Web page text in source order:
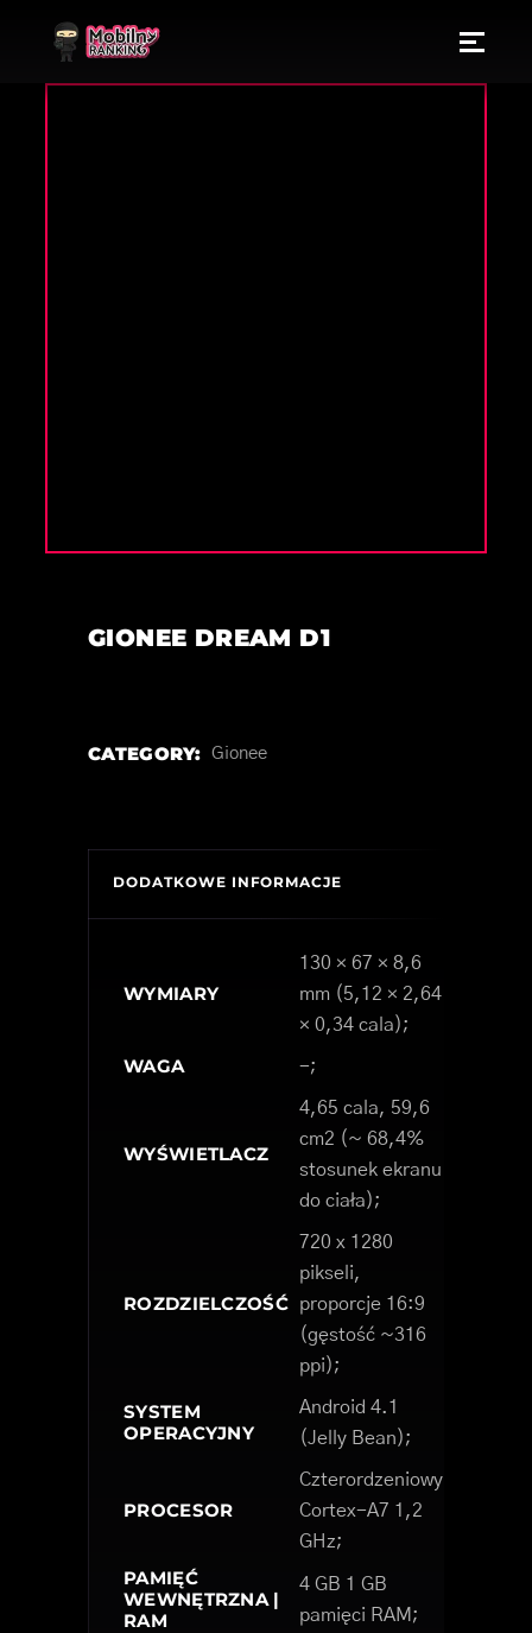
GIONEE DREAM D1
CATEGORY: Gionee
DODATKOWE INFORMACJE
WYMIARY
130 × 67 × 8,6
mm (5,12 × 2,64
× 0,34 cala);
WAGA -;
WYŚWIETLACZ
4,65 cala, 59,6
cm2 (~ 68,4%
stosunek ekranu
do ciała);
ROZDZIELCZOŚĆ
720 x 1280
pikseli,
proporcje 16:9
(gęstość ~316
ppi);
SYSTEM
OPERACYJNY
Android 4.1
(Jelly Bean);
PROCESOR
Czterordzeniowy
Cortex-A7 1,2
GHz;
PAMIĘĆ
WEWNĘTRZNA |
RAM
4 GB 1 GB
pamięci RAM;